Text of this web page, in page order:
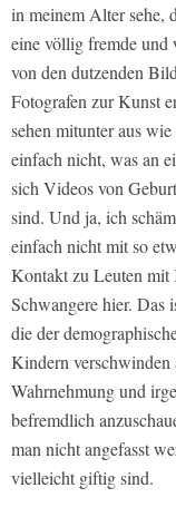
in meinem Alter sehe,
eine völlig fremde und
von den dutzenden
Fotografen zur Kunst
sehen mitunter aus
einfach nicht, was an
sich Videos von
sind. Und ja, ich
einfach nicht mit so
Kontakt zu Leuten mit
Schwangere hier. Das
die der
Kindern verschwinden
Wahrnehmung und
befremdlich
man nicht angefasst
vielleicht giftig sind.